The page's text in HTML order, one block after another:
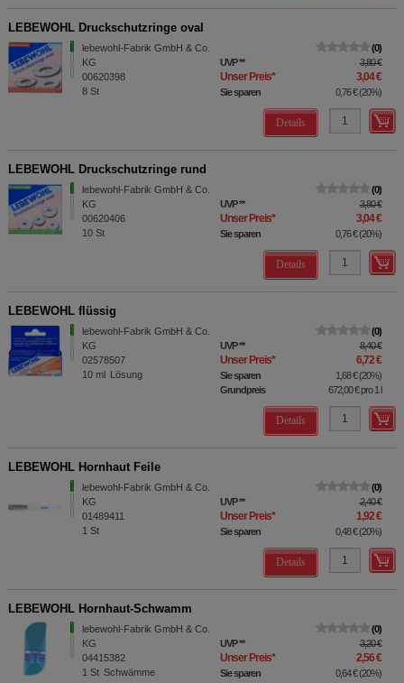
LEBEWOHL Druckschutzringe oval
lebewohl-Fabrik GmbH & Co.
KG
00620398
8 St
0
UVP** 3,80 €
Unser Preis* 3,04 €
Sie sparen 0,76 €(20%)
Details
LEBEWOHL Druckschutzringe rund
lebewohl-Fabrik GmbH & Co.
KG
00620406
10 St
0
UVP** 3,80 €
Unser Preis* 3,04 €
Sie sparen 0,76 €(20%)
Details
LEBEWOHL flüssig
lebewohl-Fabrik GmbH & Co.
KG
02578507
10 ml Lösung
0
UVP** 8,40 €
Unser Preis* 6,72 €
Sie sparen 1,68 €(20%)
Grundpreis
672,00 €pro 1 l
Details
LEBEWOHL Hornhaut Feile
lebewohl-Fabrik GmbH & Co.
KG
01489411
1 St
0
UVP** 2,40 €
Unser Preis* 1,92 €
Sie sparen 0,48 €(20%)
Details
LEBEWOHL Hornhaut-Schwamm
lebewohl-Fabrik GmbH & Co.
KG
04415382
1 St Schwämme
0
UVP** 3,20 €
Unser Preis* 2,56 €
Sie sparen 0,64 €(20%)